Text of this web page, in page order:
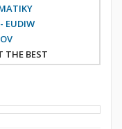
EUDIW
THE BEST